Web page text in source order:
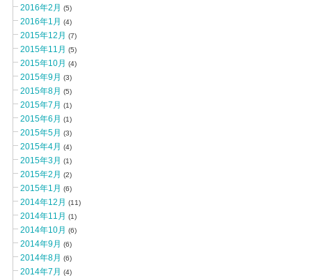
2016年2月 (5)
2016年1月 (4)
2015年12月 (7)
2015年11月 (5)
2015年10月 (4)
2015年9月 (3)
2015年8月 (5)
2015年7月 (1)
2015年6月 (1)
2015年5月 (3)
2015年4月 (4)
2015年3月 (1)
2015年2月 (2)
2015年1月 (6)
2014年12月 (11)
2014年11月 (1)
2014年10月 (6)
2014年9月 (6)
2014年8月 (6)
2014年7月 (4)